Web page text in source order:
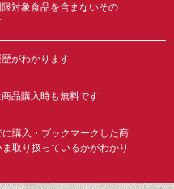
対象食品を含まないその
がわかります
品購入時も無料です
購入・ブックマークした商
取り扱っているかがわかり